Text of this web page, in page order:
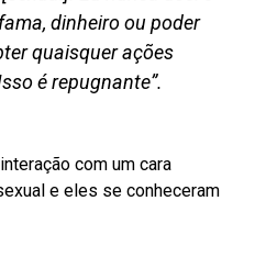
dinheiro ou poder
quaisquer ações
é repugnante”.
com um cara
e eles se conheceram